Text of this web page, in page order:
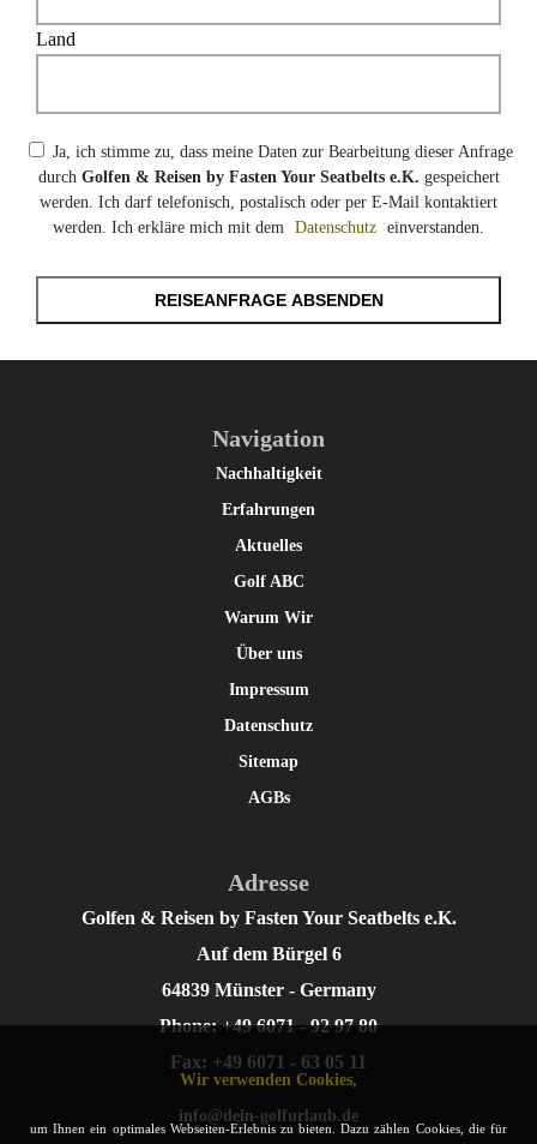
Land
Ja, ich stimme zu, dass meine Daten zur Bearbeitung dieser Anfrage
durch Golfen & Reisen by Fasten Your Seatbelts e.K. gespeichert
werden. Ich darf telefonisch, postalisch oder per E-Mail kontaktiert
werden. Ich erkläre mich mit dem Datenschutz einverstanden.
REISEANFRAGE ABSENDEN
Navigation
Nachhaltigkeit
Erfahrungen
Aktuelles
Golf ABC
Warum Wir
Über uns
Impressum
Datenschutz
Sitemap
AGBs
Adresse
Golfen & Reisen by Fasten Your Seatbelts e.K.
Auf dem Bürgel 6
64839 Münster - Germany
Phone: +49 6071 - 92 97 80
Fax: +49 6071 - 63 05 11
info@dein-golfurlaub.de
Wir verwenden Cookies,
um Ihnen ein optimales Webseiten-Erlebnis zu bieten. Dazu zählen Cookies, die für